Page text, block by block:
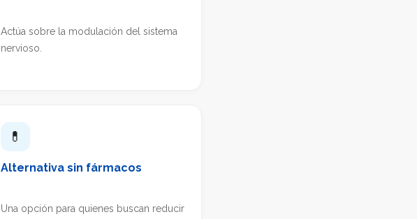
Actúa sobre la modulación del sistema
nervioso.
💊
Alternativa sin fármacos
Una opción para quienes buscan reducir